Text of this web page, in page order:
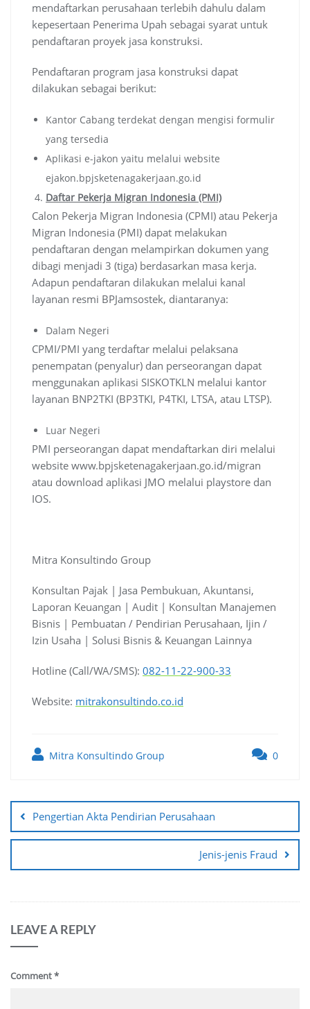
mendaftarkan perusahaan terlebih dahulu dalam
kepesertaan Penerima Upah sebagai syarat untuk
pendaftaran proyek jasa konstruksi.
Pendaftaran program jasa konstruksi dapat
dilakukan sebagai berikut:
Kantor Cabang terdekat dengan mengisi formulir
yang tersedia
Aplikasi e-jakon yaitu melalui website
ejakon.bpjsketenagakerjaan.go.id
Daftar Pekerja Migran Indonesia (PMI)
Calon Pekerja Migran Indonesia (CPMI) atau Pekerja
Migran Indonesia (PMI) dapat melakukan
pendaftaran dengan melampirkan dokumen yang
dibagi menjadi 3 (tiga) berdasarkan masa kerja.
Adapun pendaftaran dilakukan melalui kanal
layanan resmi BPJamsostek, diantaranya:
Dalam Negeri
CPMI/PMI yang terdaftar melalui pelaksana
penempatan (penyalur) dan perseorangan dapat
menggunakan aplikasi SISKOTKLN melalui kantor
layanan BNP2TKI (BP3TKI, P4TKI, LTSA, atau LTSP).
Luar Negeri
PMI perseorangan dapat mendaftarkan diri melalui
website www.bpjsketenagakerjaan.go.id/migran
atau download aplikasi JMO melalui playstore dan
IOS.
Mitra Konsultindo Group
Konsultan Pajak | Jasa Pembukuan, Akuntansi,
Laporan Keuangan | Audit | Konsultan Manajemen
Bisnis | Pembuatan / Pendirian Perusahaan, Ijin /
Izin Usaha | Solusi Bisnis & Keuangan Lainnya
Hotline (Call/WA/SMS): 082-11-22-900-33
Website: mitrakonsultindo.co.id
Mitra Konsultindo Group 0
navigation
Pengertian Akta Pendirian Perusahaan
Jenis-jenis Fraud
LEAVE A REPLY
Comment*